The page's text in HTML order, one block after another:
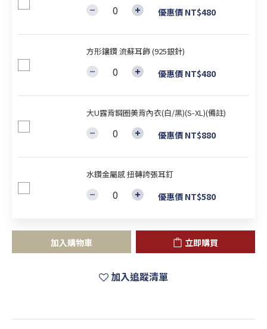
優惠價 NT$480
方形鑲鑽 流蘇耳飾 (925銀針)
優惠價 NT$480
大U露背鋼圈美背內衣(白/黑)(S-XL)(備註)
優惠價 NT$880
水鑽金屬感 扭轉誇張耳釘
優惠價 NT$580
加入購物車 立即購買
加入追蹤清單